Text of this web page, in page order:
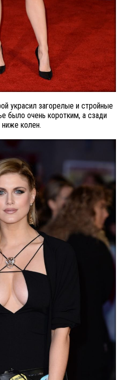
украсил загорелые и стройные
было очень коротким, а сзади
колен.